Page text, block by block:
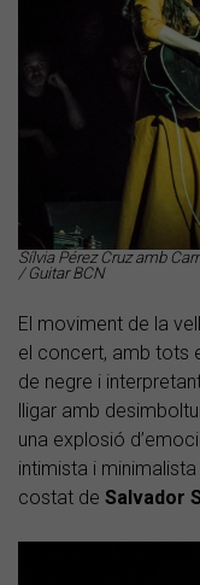
Sílvia Pérez Cruz amb
/ Guitar BCN
El moviment de la
el concert, amb tots
de negre i
lligar amb
una explosió
intimista i minimalista
costat de Salvador